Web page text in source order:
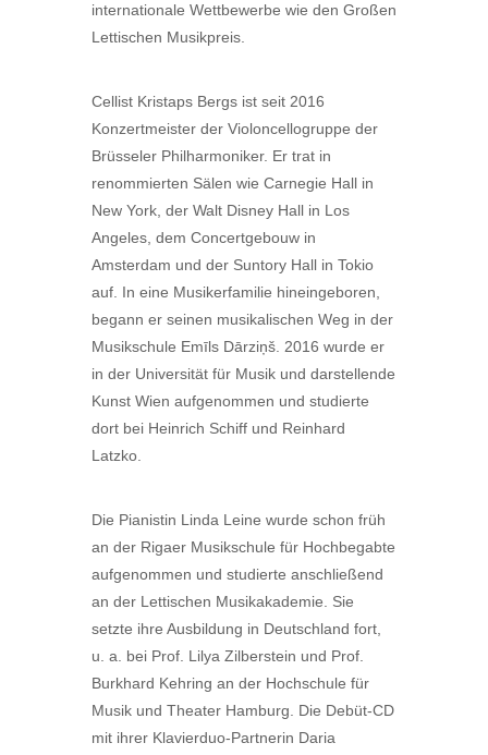
internationale Wettbewerbe wie den Großen
Lettischen Musikpreis.
Cellist Kristaps Bergs ist seit 2016
Konzertmeister der Violoncellogruppe der
Brüsseler Philharmoniker. Er trat in
renommierten Sälen wie Carnegie Hall in
New York, der Walt Disney Hall in Los
Angeles, dem Concertgebouw in
Amsterdam und der Suntory Hall in Tokio
auf. In eine Musikerfamilie hineingeboren,
begann er seinen musikalischen Weg in der
Musikschule Emīls Dārziņš. 2016 wurde er
in der Universität für Musik und darstellende
Kunst Wien aufgenommen und studierte
dort bei Heinrich Schiff und Reinhard
Latzko.
Die Pianistin Linda Leine wurde schon früh
an der Rigaer Musikschule für Hochbegabte
aufgenommen und studierte anschließend
an der Lettischen Musikakademie. Sie
setzte ihre Ausbildung in Deutschland fort,
u. a. bei Prof. Lilya Zilberstein und Prof.
Burkhard Kehring an der Hochschule für
Musik und Theater Hamburg. Die Debüt-CD
mit ihrer Klavierduo-Partnerin Daria